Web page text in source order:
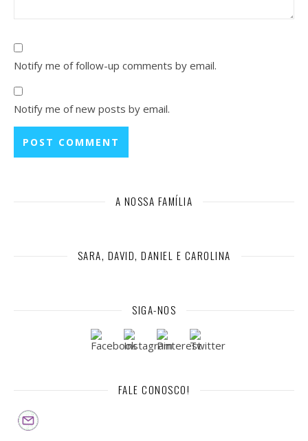
Notify me of follow-up comments by email.
Notify me of new posts by email.
A NOSSA FAMÍLIA
SARA, DAVID, DANIEL E CAROLINA
SIGA-NOS
FALE CONOSCO!